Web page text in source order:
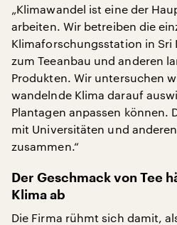
„Klimawandel ist eine der
arbeiten. Wir betreiben die
Klimaforschungsstation in Sri
zum Teeanbau und anderen
Produkten. Wir untersuchen
wandelnde Klima darauf
Plantagen anpassen können.
mit Universitäten und
zusammen.“
Der Geschmack von Tee
Klima ab
Die Firma rühmt sich damit,